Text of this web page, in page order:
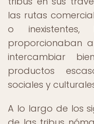
las rutas
o inexistentes,
proporcionaban
intercambiar
productos
sociales y
A lo largo de los